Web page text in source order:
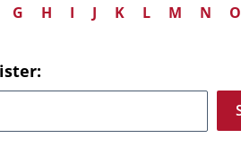
G H I J K L M N O